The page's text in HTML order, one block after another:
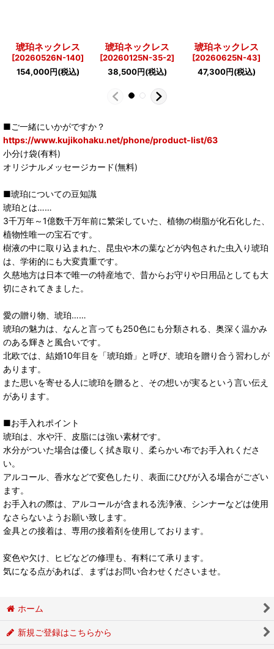
琥珀ネックレス
[20260526N-140]
154,000円(税込)
琥珀ネックレス
[20260125N-35-2]
38,500円(税込)
琥珀ネックレス
[20260625N-43]
47,300円(税込)
■ご一緒にいかがですか？
https://www.kujikohaku.net/phone/product-list/63
小分け袋(有料)
オリジナルメッセージカード(無料)
■琥珀についての豆知識
琥珀とは……
3千万年～1億数千万年前に繁栄していた、植物の樹脂が化石化した、
植物性唯一の宝石です。
樹液の中に取り込まれた、昆虫や木の葉などが内包された虫入り琥珀
は、学術的にも大変貴重です。
久慈地方は日本で唯一の特産地で、昔からお守りや日用品としても大
切にされてきました。
愛の贈り物、琥珀……
琥珀の魅力は、なんと言っても250色にも分類される、奥深く温かみ
のある輝きと風合いです。
北欧では、結婚10年目を「琥珀婚」と呼び、琥珀を贈り合う習わしが
あります。
また思いを寄せる人に琥珀を贈ると、その想いが実るという言い伝え
があります。
■お手入れポイント
琥珀は、水や汗、皮脂には強い素材です。
水分がついた場合は優しく拭き取り、柔らかい布でお手入れくださ
い。
アルコール、香水などで変色したり、表面にひびが入る場合がござい
ます。
お手入れの際は、アルコールが含まれる洗浄液、シンナーなどは使用
なさらないようお願い致します。
金具との接着は、専用の接着剤を使用しております。
変色や欠け、ヒビなどの修理も、有料にて承ります。
気になる点があれば、まずはお問い合わせくださいませ。
ホーム
新規ご登録はこちらから